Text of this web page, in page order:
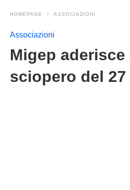
HOMEPAGE ASSOCIAZIONI
Associazioni
Migep aderisce
sciopero del